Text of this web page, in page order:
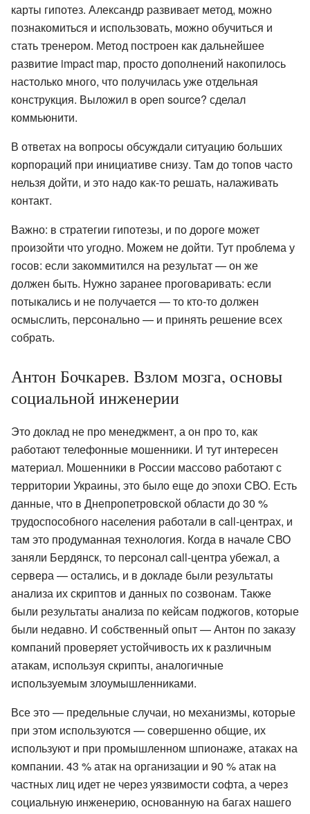
карты гипотез. Александр развивает метод, можно
познакомиться и использовать, можно обучиться и
стать тренером. Метод построен как дальнейшее
развитие impact map, просто дополнений накопилось
настолько много, что получилась уже отдельная
конструкция. Выложил в open source? сделал
коммьюнити.
В ответах на вопросы обсуждали ситуацию больших
корпораций при инициативе снизу. Там до топов часто
нельзя дойти, и это надо как-то решать, налаживать
контакт.
Важно: в стратегии гипотезы, и по дороге может
произойти что угодно. Можем не дойти. Тут проблема у
госов: если закоммитился на результат — он же
должен быть. Нужно заранее проговаривать: если
потыкались и не получается — то кто-то должен
осмыслить, персонально — и принять решение всех
собрать.
Антон Бочкарев. Взлом мозга, основы
социальной инженерии
Это доклад не про менеджмент, а он про то, как
работают телефонные мошенники. И тут интересен
материал. Мошенники в России массово работают с
территории Украины, это было еще до эпохи СВО. Есть
данные, что в Днепропетровской области до 30 %
трудоспособного населения работали в call-центрах, и
там это продуманная технология. Когда в начале СВО
заняли Бердянск, то персонал call-центра убежал, а
сервера — остались, и в докладе были результаты
анализа их скриптов и данных по созвонам. Также
были результаты анализа по кейсам поджогов, которые
были недавно. И собственный опыт — Антон по заказу
компаний проверяет устойчивость их к различным
атакам, используя скрипты, аналогичные
используемым злоумышленниками.
Все это — предельные случаи, но механизмы, которые
при этом используются — совершенно общие, их
используют и при промышленном шпионаже, атаках на
компании. 43 % атак на организации и 90 % атак на
частных лиц идет не через уязвимости софта, а через
социальную инженерию, основанную на багах нашего